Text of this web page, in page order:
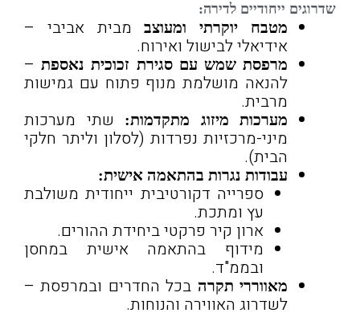
שדרוגים ייחודיים לדירה:
מטבח יוקרתי ומעוצבמבית אביבי –
אידיאלי לבישול ואירוח.
מרפסת שמש עם סגירת זכוכית נאספת–
להנאה מושלמת מנוף פתוח עם גמישות
מרבית.
מערכות מיזוג מתקדמות: שתי מערכות
מיני-מרכזיות נפרדות (לסלון וליתר חלקי
הבית).
עבודות נגרות בהתאמה אישית:
ספרייה דקורטיבית ייחודית משולבת
עץ ומתכת.
ארון קיר פרקטי ביחידת ההורים.
מידוף בהתאמה אישית במחסן
ובממ"ד.
מאווררי תקרה בכל החדרים ובמרפסת –
לשדרוג האווירה והנוחות.